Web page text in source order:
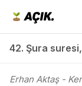
42. Şura suresi,
Erhan Aktaş-